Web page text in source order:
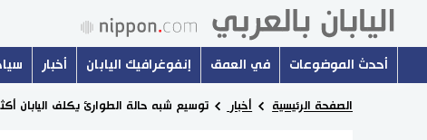
أحدث الموضوعات في العمق إنفوغرافيك اليابان أخبار
الصفحة الرئيسية أخبار توسيع شبه حالة الطوارئ يكلف اليابان أكثر من 1